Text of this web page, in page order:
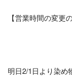
【営業時間の変更
明日2/1日より⁡染め